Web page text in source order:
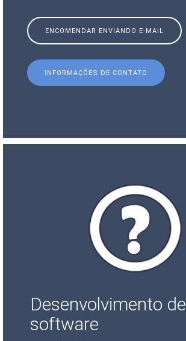
ENCOMENDAR ENVIANDO E-MAIL
INFORMAÇÕES DE CONTATO
Desenvolvimento de
software